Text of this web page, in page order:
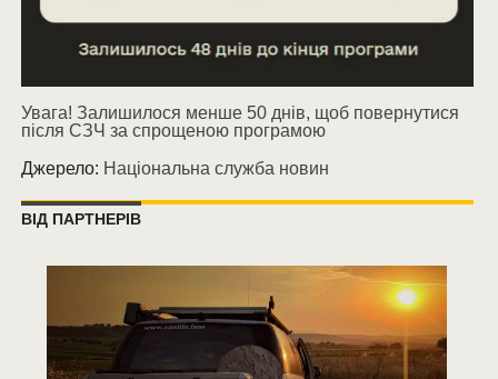
Увага! Залишилося менше 50 днів, щоб повернутися
після СЗЧ за спрощеною програмою
Джерело: Національна служба новин
ВІД ПАРТНЕРІВ